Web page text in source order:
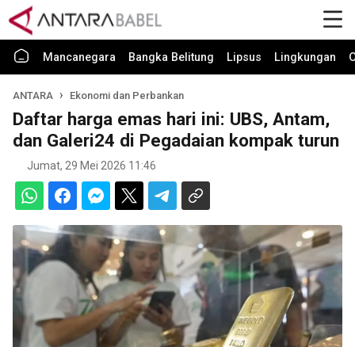
Mancanegara Bangka Belitung Lipsus Lingkungan
ANTARA Ekonomi dan Perbankan
Daftar harga emas hari ini: UBS, Antam,
dan Galeri24 di Pegadaian kompak turun
Jumat, 29 Mei 2026 11:46